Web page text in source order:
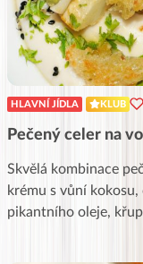
HLAVNÍ JÍDLA KLUB
Pečený celer na
Skvělá kombinace
krému s vůní
pikantního oleje,